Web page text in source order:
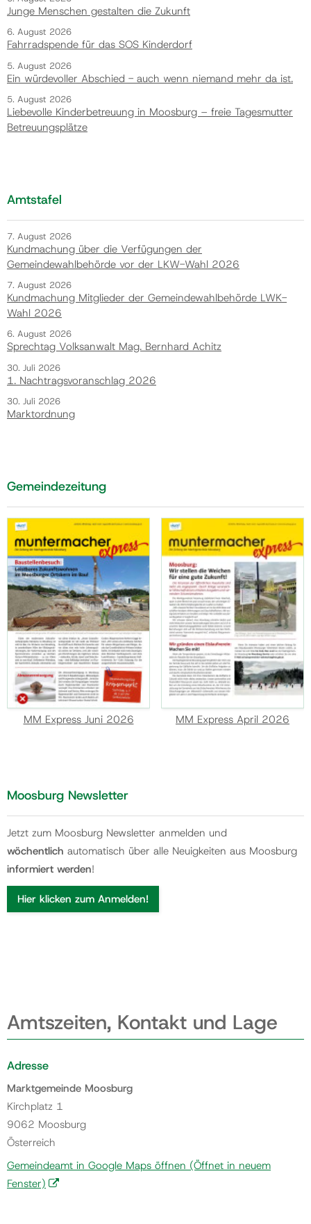
Junge Menschen gestalten die Zukunft
6. August 2026
Fahrradspende für das SOS Kinderdorf
5. August 2026
Ein würdevoller Abschied - auch wenn niemand mehr da ist.
5. August 2026
Liebevolle Kinderbetreuung in Moosburg – freie Tagesmutter
Betreuungsplätze
Amtstafel
7. August 2026
Kundmachung über die Verfügungen der
Gemeindewahlbehörde vor der LKW-Wahl 2026
7. August 2026
Kundmachung Mitglieder der Gemeindewahlbehörde LWK-
Wahl 2026
6. August 2026
Sprechtag Volksanwalt Mag. Bernhard Achitz
30. Juli 2026
1. Nachtragsvoranschlag 2026
30. Juli 2026
Marktordnung
Gemeindezeitung
MM Express Juni 2026 MM Express April 2026
Moosburg Newsletter
Jetzt zum Moosburg Newsletter anmelden und
wöchentlich automatisch über alle Neuigkeiten aus Moosburg
informiert werden!
Hier klicken zum Anmelden!
Amtszeiten, Kontakt und Lage
Adresse
Marktgemeinde Moosburg
Kirchplatz 1
9062 Moosburg
Österreich
Gemeindeamt in Google Maps öffnen (Öffnet in neuem
Fenster)